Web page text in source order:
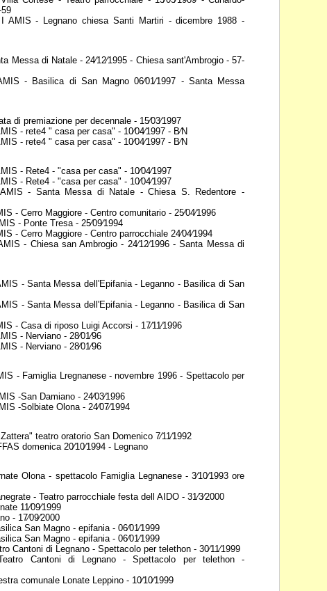
AMIS - Legnano chiesa Santi Martiri -dicembre 1988 -
Messa di Natale - 24⁄12⁄1995 - Chiesasant'Ambrogio - 57-
- Basilica di San Magno 06⁄01⁄1997 - Santa Messa
di premiazione per decennale - 15⁄03⁄1997
- rete4 " casa per casa" - 10⁄04⁄1997 - B⁄N
- rete4 " casa per casa" - 10⁄04⁄1997 - B⁄N
- Rete4 - "casa per casa" - 10⁄04⁄1997
- Rete4 - "casa per casa" - 10⁄04⁄1997
- Santa Messa di Natale - Chiesa S.
Redentore -
- Cerro Maggiore - Centro comunitario - 25⁄04⁄1996
- Ponte Tresa - 25⁄09⁄1994
- Cerro Maggiore - Centro parrocchiale 24⁄04⁄1994
- Chiesa san Ambrogio - 24⁄12⁄1996 -Santa Messa di
- Santa Messa dell'Epifania - Leganno - Basilica di San
- Santa Messa dell'Epifania - Leganno - Basilica di San
- Casa di riposo Luigi Accorsi - 17⁄11⁄1996
- Nerviano - 28⁄01⁄96
- Nerviano - 28⁄01⁄96
- Famiglia Lregnanese - novembre 1996 - Spettacolo per
-San Damiano - 24⁄03⁄1996
-Solbiate Olona - 24⁄07⁄1994
teatro oratorio San Domenico 7⁄11⁄1992
domenica 20⁄10⁄1994 - Legnano
Olona - spettacolo Famiglia Legnanese - 3⁄10⁄1993 ore
- Teatro parrocchiale festa dell AIDO - 31⁄3⁄2000
11⁄09⁄1999
- 17⁄09⁄2000
San Magno - epifania - 06⁄01⁄1999
San Magno - epifania - 06⁄01⁄1999
Cantoni di Legnano - Spettacolo per telethon - 30⁄11⁄1999
Cantoni di Legnano - Spettacolo per telethon -
comunale Lonate Leppino - 10⁄10⁄1999